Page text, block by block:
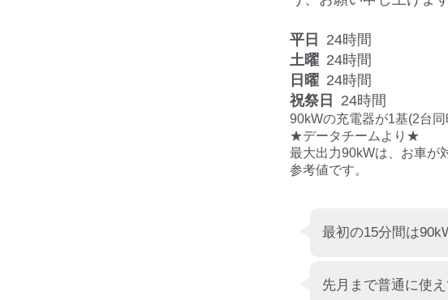
平日
24時間
土曜 24時間
日曜 24時間
祝祭日
24時間
90kWの充電器が1基(2台同
★データチームより★
最大出力90kWは、お車が
参考値です。
最初の15分間は